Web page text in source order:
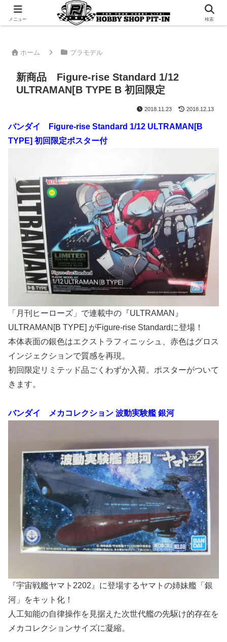
千葉県君津市でラジコンやプラモデルを販売。 ピットインのウェブサイトです
ホーム プラモデル
新商品 Figure-rise Standard 1/12
ULTRAMAN[B TYPE B 初回限定
2018.11.23 2018.12.13
バンダイ Figure-rise Standard 1/12 ULTRAMAN[B
TYPE] 初回限定ポスター付
「月刊ヒーローズ」で連載中の『ULTRAMAN』
ULTRAMAN[B TYPE] がFigure-rise Standardに登場！
本体表面の銀色はエクストラフィニッシュ、赤色はグロス
インジェクションで質感を再現。
初回限定リミテッド品ごくわずか入荷。ポスターがついて
きます。
バンダイ メカコレクション 波動実験艦 銀河
『宇宙戦艦ヤマト2202』に登場するヤマトの姉妹艦「銀
河」をキット化！
人工知能の自律操作を見据えた次世代艦の先駆け的存在を
メカコレクションサイズに凝縮。
メニュー 検索